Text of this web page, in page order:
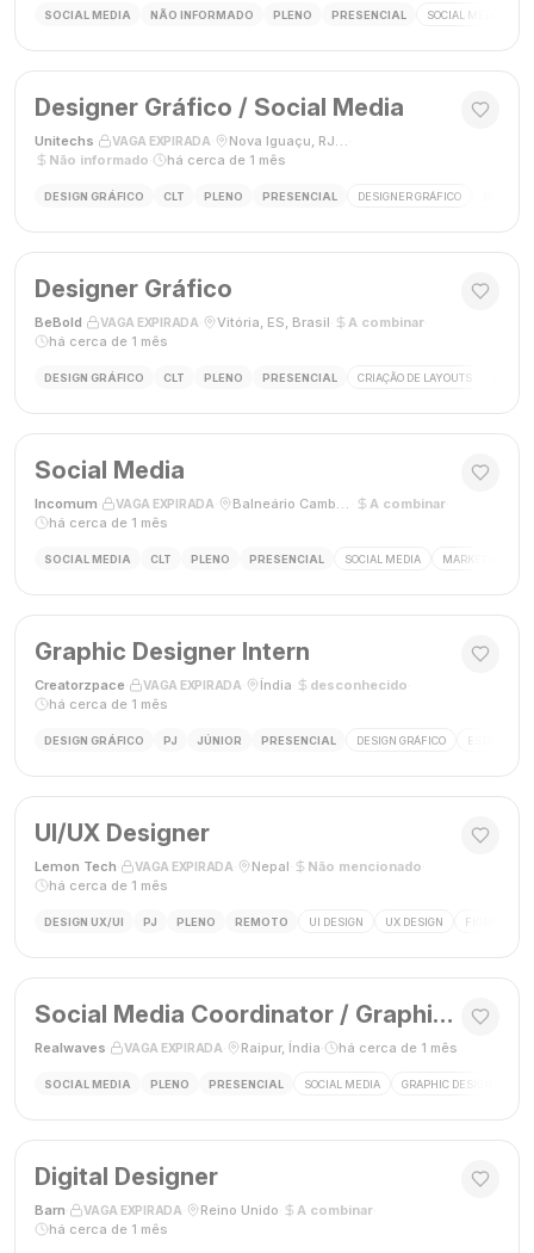
SOCIAL MEDIA NÃO INFORMADO PLENO PRESENCIAL SOCIAL MEDIA
Designer Gráfico / Social Media
Unitechs VAGA EXPIRADA Nova Iguaçu, RJ, Brasil
Não informado
há cerca de 1 mês
DESIGN GRÁFICO CLT PLENO PRESENCIAL DESIGNER GRÁFICO
Designer Gráfico
BeBold VAGA EXPIRADA Vitória, ES, Brasil A combinar·
há cerca de 1 mês
DESIGN GRÁFICO CLT PLENO PRESENCIAL CRIAÇÃO DE LAYOUTS
Social Media
Incomum VAGA EXPIRADA Balneário Camboriú, SC A combinar·
há cerca de 1 mês
SOCIAL MEDIA CLT PLENO PRESENCIAL SOCIAL MEDIA MARKETING
Graphic Designer Intern
Creatorzpace VAGA EXPIRADA Índia desconhecido
há cerca de 1 mês
DESIGN GRÁFICO PJ JÚNIOR PRESENCIAL DESIGN GRÁFICO ESTÁGIO
UI/UX Designer
Lemon Tech VAGA EXPIRADA Nepal Não mencionado
há cerca de 1 mês
DESIGN UX/UI PJ PLENO REMOTO UI DESIGN UX DESIGN FIGMA
Social Media Coordinator / Graphic Designer
Realwaves VAGA EXPIRADA Raipur, Índia há cerca de 1 mês
SOCIAL MEDIA PLENO PRESENCIAL SOCIAL MEDIA GRAPHIC DESIGN
Digital Designer
Barn VAGA EXPIRADA Reino Unido A combinar·
há cerca de 1 mês